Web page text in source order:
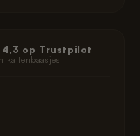
4,3 op Trustpilot
kattenbaasjes